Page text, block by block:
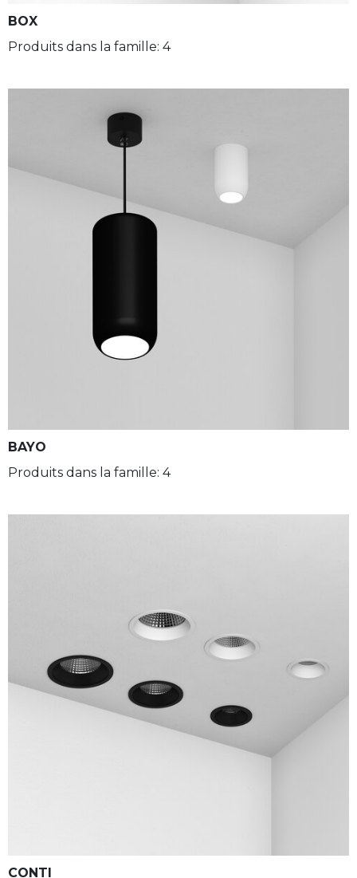
BOX
Produits dans la famille: 4
BAYO
Produits dans la famille: 4
CONTI